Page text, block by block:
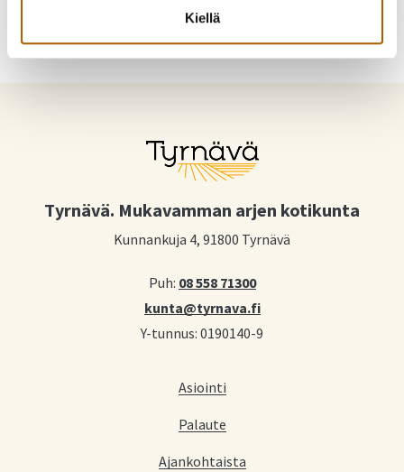
Kiellä
Tyrnävä. Mukavamman arjen kotikunta
Kunnankuja 4, 91800 Tyrnävä
Puh: 08 558 71300
kunta@tyrnava.fi
Y-tunnus: 0190140-9
Asiointi
Palaute
Ajankohtaista